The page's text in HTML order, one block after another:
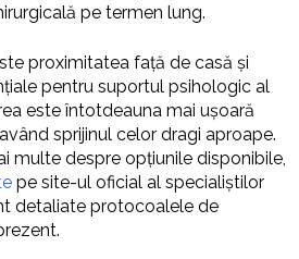
pe termen lung.
proximitatea față de casă și
pentru suportul psihologic al
este întotdeauna mai ușoară
sprijinul celor dragi aproape.
multe despre opțiunile disponibile,
pe site-ul oficial al specialiștilor
detaliate protocoalele de